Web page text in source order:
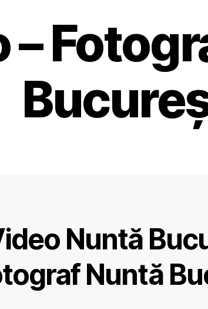
–
Nuntă
Nuntă